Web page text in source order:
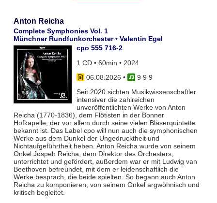
Anton Reicha
Complete Symphonies Vol. 1
Münchner Rundfunkorchester • Valentin Egel
cpo 555 716-2
1 CD • 60min • 2024
06.08.2026 •
9 9 9
Seit 2020 sichten Musikwissenschaftler
intensiver die zahlreichen
unveröffentlichten Werke von Anton
Reicha (1770-1836), dem Flötisten in der Bonner
Hofkapelle, der vor allem durch seine vielen Bläserquintette
bekannt ist. Das Label cpo will nun auch die symphonischen
Werke aus dem Dunkel der Ungedrucktheit und
Nichtaufgeführtheit heben. Anton Reicha wurde von seinem
Onkel Jospeh Reicha, dem Direktor des Orchesters,
unterrichtet und gefördert, außerdem war er mit Ludwig van
Beethoven befreundet, mit dem er leidenschaftlich die
Werke besprach, die beide spielten. So begann auch Anton
Reicha zu komponieren, von seinem Onkel argwöhnisch und
kritisch begleitet.